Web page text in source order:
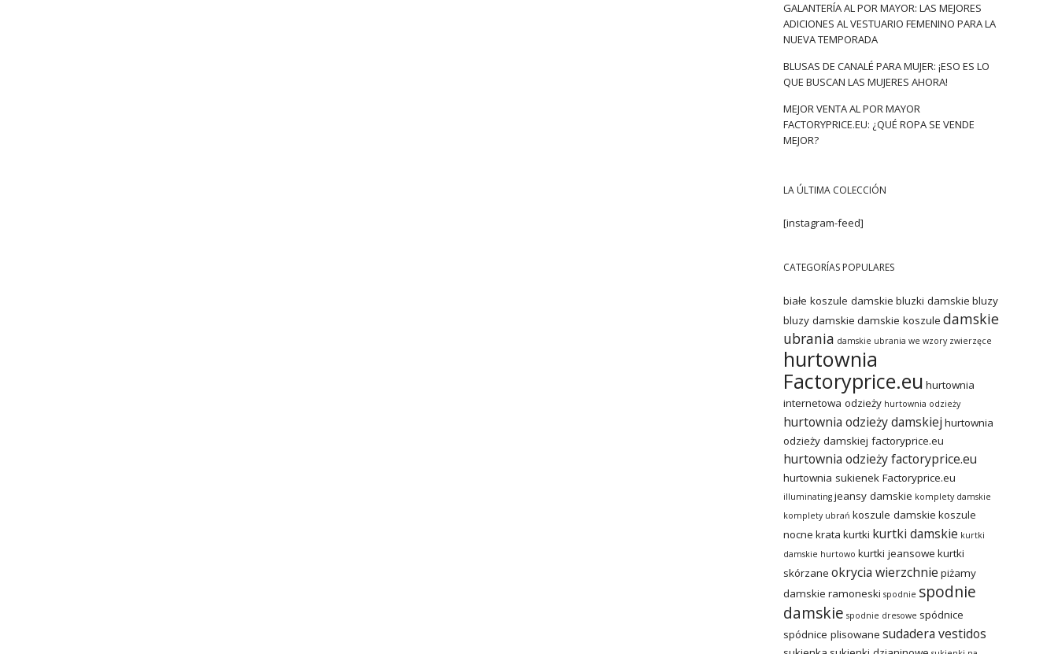
GALANTERÍA AL POR MAYOR: LAS MEJORES
ADICIONES AL VESTUARIO FEMENINO PARA LA
NUEVA TEMPORADA
BLUSAS DE CANALÉ PARA MUJER: ¡ESO ES LO
QUE BUSCAN LAS MUJERES AHORA!
MEJOR VENTA AL POR MAYOR
FACTORYPRICE.EU: ¿QUÉ ROPA SE VENDE
MEJOR?
LA ÚLTIMA COLECCIÓN
[instagram-feed]
CATEGORÍAS POPULARES
białe koszule damskie bluzki damskie bluzy
bluzy damskie damskie koszule damskie
ubrania damskie ubrania we wzory zwierzęce
hurtownia
Factoryprice.eu hurtownia
internetowa odzieży hurtownia odzieży
hurtownia odzieży damskiej hurtownia
odzieży damskiej factoryprice.eu
hurtownia odzieży factoryprice.eu
hurtownia sukienek Factoryprice.eu
illuminating jeansy damskie komplety damskie
komplety ubrań koszule damskie koszule
nocne krata kurtki kurtki damskie kurtki
damskie hurtowo kurtki jeansowe kurtki
skórzane okrycia wierzchnie piżamy
damskie ramoneski spodnie spodnie
damskie spodnie dresowe spódnice
spódnice plisowane sudadera vestidos